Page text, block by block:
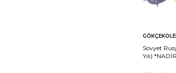
Sovyet
Yılı)